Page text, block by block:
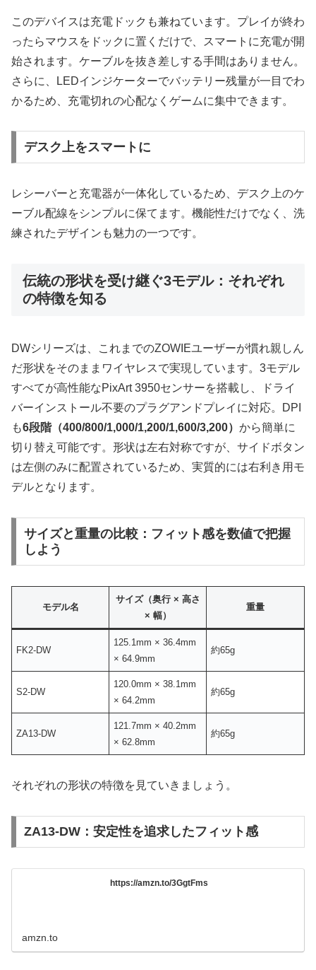
このデバイスは充電ドックも兼ねています。プレイが終わ
ったらマウスをドックに置くだけで、スマートに充電が開
始されます。ケーブルを抜き差しする手間はありません。
さらに、LEDインジケーターでバッテリー残量が一目でわ
かるため、充電切れの心配なくゲームに集中できます。
デスク上をスマートに
レシーバーと充電器が一体化しているため、デスク上のケ
ーブル配線をシンプルに保てます。機能性だけでなく、洗
練されたデザインも魅力の一つです。
伝統の形状を受け継ぐ3モデル：それぞれ
の特徴を知る
DWシリーズは、これまでのZOWIEユーザーが慣れ親しん
だ形状をそのままワイヤレスで実現しています。3モデル
すべてが高性能なPixArt 3950センサーを搭載し、ドライ
バーインストール不要のプラグアンドプレイに対応。DPI
も6段階（400/800/1,000/1,200/1,600/3,200） から簡単に
切り替え可能です。形状は左右対称ですが、サイドボタン
は左側のみに配置されているため、実質的には右利き用モ
デルとなります。
サイズと重量の比較：フィット感を数値で把握
しよう
モデル名
サイズ（奥行 × 高さ
× 幅）
重量
FK2-DW
125.1mm × 36.4mm
× 64.9mm
約65g
S2-DW
120.0mm × 38.1mm
× 64.2mm
約65g
ZA13-DW
121.7mm × 40.2mm
× 62.8mm
約65g
それぞれの形状の特徴を見ていきましょう。
ZA13-DW：安定性を追求したフィット感
https://amzn.to/3GgtFms
amzn.to